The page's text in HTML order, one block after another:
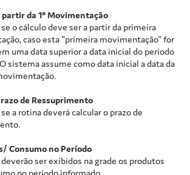
partir da 1ª Movimentação
o cálculo deve ser a partir da primeira
caso esta "primeira movimentação" for
uma data superior a data inicial do período
sistema assume como data inicial a data da
de Ressuprimento
a rotina deverá calcular o prazo de
Consumo no Período
ser exibidos na grade os produtos